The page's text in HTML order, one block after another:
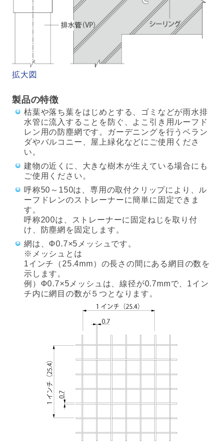
拡大図
製品の特徴
枯葉や落ち葉をはじめとする、ゴミなどが雨水排
水管に流入することを防ぐ、よこ引き用ルーフド
レン用の防塵網です。ガーデニングを行うベラン
ダやバルコニー、屋上緑化などにご使用くださ
い。
建物の近くに、大きな樹木が生えている場合にも
ご使用ください。
呼称50～150は、専用の取付クリップにより、ル
ーフドレンのストレーナーに簡単に固定できま
す。
呼称200は、ストレーナーに固定ねじを取り付
け、防塵網を固定します。
網は、Φ0.7×5メッシュです。
※メッシュとは
1インチ（25.4mm）の長さの間にある網目の数を
示します。
例）Φ0.7×5メッシュは、線径が0.7mmで、1イン
チ内に網目の数が５つとなります。